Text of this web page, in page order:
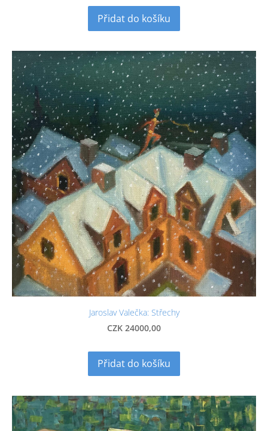
Přidat do košíku
Jaroslav Valečka: Střechy
CZK 24000,00
Přidat do košíku